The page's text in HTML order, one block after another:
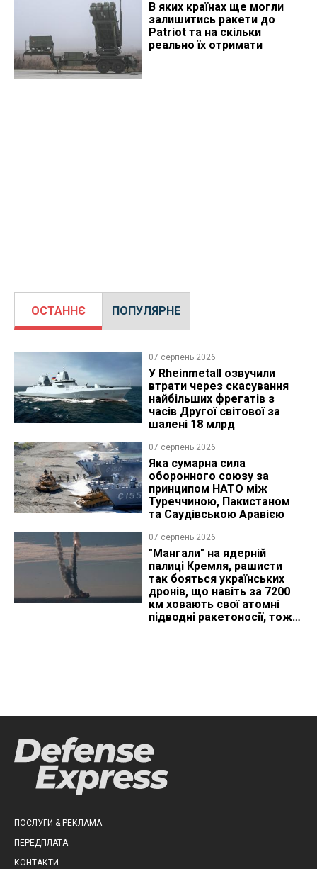
В яких країнах ще могли
залишитись ракети до
Patriot та на скільки
реально їх отримати
ОСТАННЄ ПОПУЛЯРНЕ
07 серпень 2026
У Rheinmetall озвучили
втрати через скасування
найбільших фрегатів з
часів Другої світової за
шалені 18 млрд
07 серпень 2026
Яка сумарна сила
оборонного союзу за
принципом НАТО між
Туреччиною, Пакистаном
та Саудівською Аравією
07 серпень 2026
"Мангали" на ядерній
палиці Кремля, рашисти
так бояться українських
дронів, що навіть за 7200
км ховають свої атомні
підводні ракетоносії, тож
ПОСЛУГИ & РЕКЛАМА
ПЕРЕДПЛАТА
КОНТАКТИ